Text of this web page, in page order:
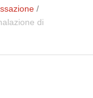
/
di